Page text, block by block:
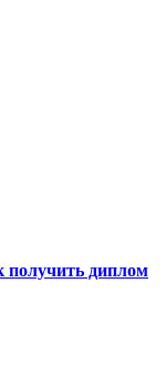
получить диплом